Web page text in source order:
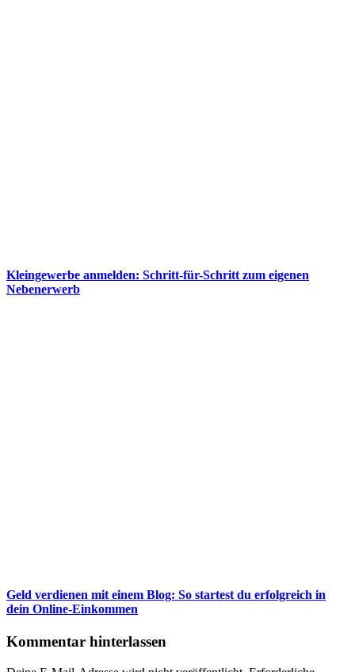
Kleingewerbe anmelden: Schritt-für-Schritt zum eigenen
Nebenerwerb
Geld verdienen mit einem Blog: So startest du erfolgreich in
dein Online-Einkommen
Kommentar hinterlassen